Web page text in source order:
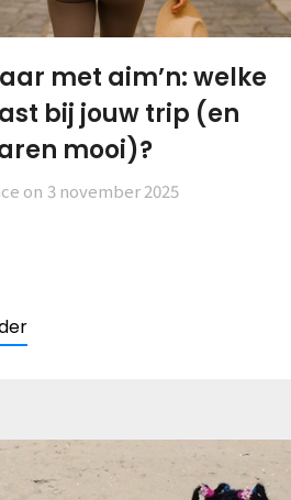
met aim’n: welke
bij jouw trip (en
mooi)?
on 3 november 2025